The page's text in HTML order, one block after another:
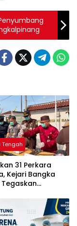
Tengah
31 Perkara
Kejari Bangka
Hingga Tuntas